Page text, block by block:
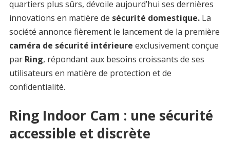
quartiers plus sûrs, dévoile aujourd’hui ses dernières
innovations en matière de sécurité domestique.La
société annonce fièrement le lancement de la première
caméra de sécurité intérieure exclusivement conçue
par Ring, répondant aux besoins croissants de ses
utilisateurs en matière de protection et de
confidentialité.
Ring Indoor Cam : une sécurité
accessible et discrète